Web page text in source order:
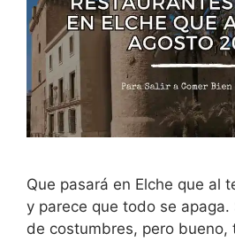
Que pasará en Elche que al
y parece que todo se apaga.
de costumbres, pero bueno,